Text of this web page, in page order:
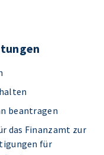
beantragen
das Finanzamt zur
für